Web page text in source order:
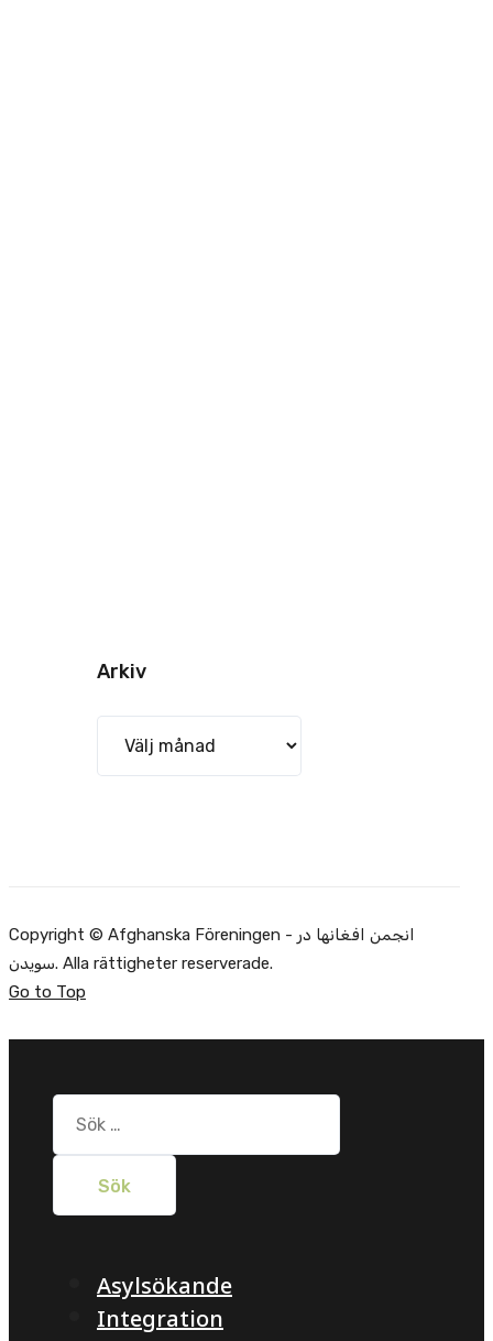
Arkiv
Copyright © Afghanska Föreningen - انجمن افغانها در
سویدن. Alla rättigheter reserverade.
Go to Top
Sök
efter:
Asylsökande
Integration